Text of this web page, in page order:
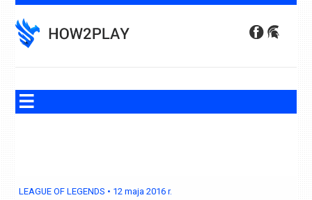
to
content
LEAGUE OF LEGENDS • 12 maja 2016 r.